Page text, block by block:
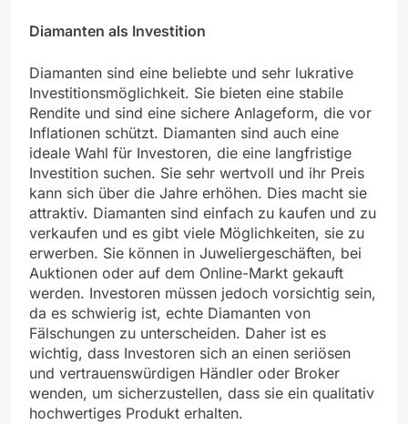
Diamanten als Investition
Diamanten sind eine beliebte und sehr lukrative
Investitionsmöglichkeit. Sie bieten eine stabile
Rendite und sind eine sichere Anlageform, die vor
Inflationen schützt. Diamanten sind auch eine
ideale Wahl für Investoren, die eine langfristige
Investition suchen. Sie sehr wertvoll und ihr Preis
kann sich über die Jahre erhöhen. Dies macht sie
attraktiv. Diamanten sind einfach zu kaufen und zu
verkaufen und es gibt viele Möglichkeiten, sie zu
erwerben. Sie können in Juweliergeschäften, bei
Auktionen oder auf dem Online-Markt gekauft
werden. Investoren müssen jedoch vorsichtig sein,
da es schwierig ist, echte Diamanten von
Fälschungen zu unterscheiden. Daher ist es
wichtig, dass Investoren sich an einen seriösen
und vertrauenswürdigen Händler oder Broker
wenden, um sicherzustellen, dass sie ein qualitativ
hochwertiges Produkt erhalten.